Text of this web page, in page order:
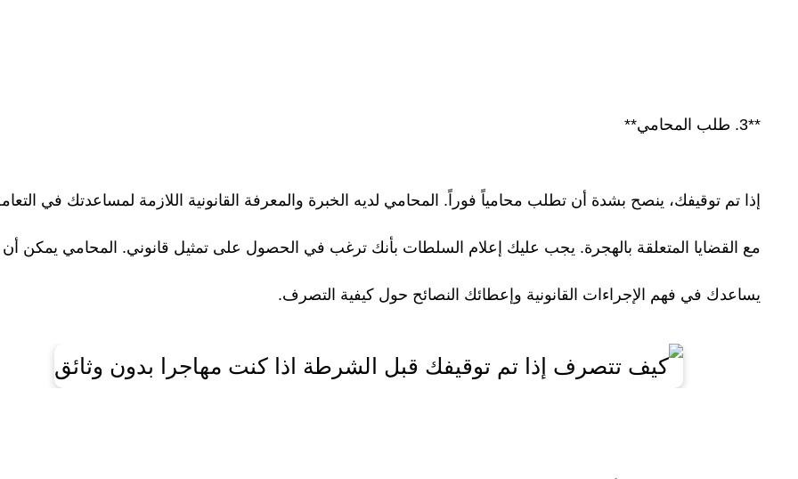
**3. طلب المحامي**
إذا تم توقيفك، ينصح بشدة أن تطلب محامياً فوراً. المحامي لديه الخبرة والمعرفة القانونية اللازمة لمساعدتك في
مع القضايا المتعلقة بالهجرة. يجب عليك إعلام السلطات بأنك ترغب في الحصول على تمثيل قانوني. المحامي يمكن أن
يساعدك في فهم الإجراءات القانونية وإعطائك النصائح حول كيفية التصرف.